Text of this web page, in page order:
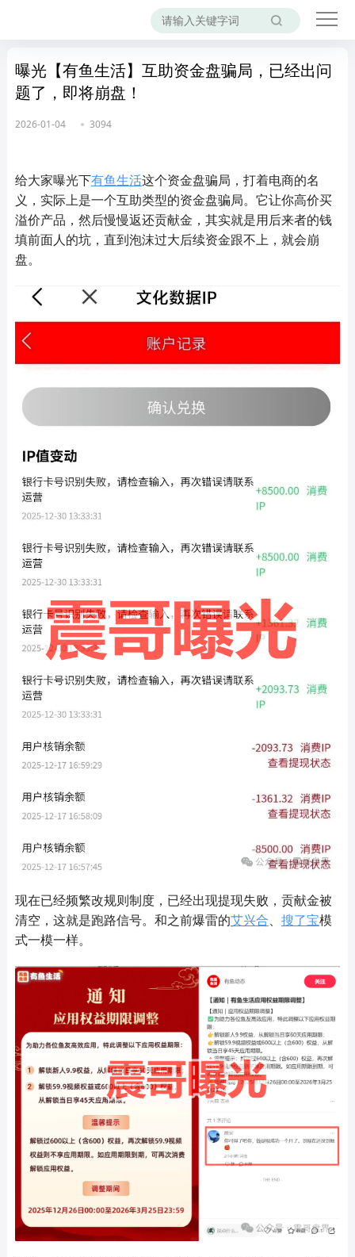
曝光【有鱼生活】互助资金盘骗局，已经出问
题了，即将崩盘！
2026-01-04 3094
给大家曝光下有鱼生活这个资金盘骗局，打着电商的名
义，实际上是一个互助类型的资金盘骗局。它让你高价买
溢价产品，然后慢慢返还贡献金，其实就是用后来者的钱
填前面人的坑，直到泡沫过大后续资金跟不上，就会崩
盘。
现在已经频繁改规则制度，已经出现提现失败，贡献金被
清空，这就是跑路信号。和之前爆雷的艾兴合、 搜了宝模
式一模一样。